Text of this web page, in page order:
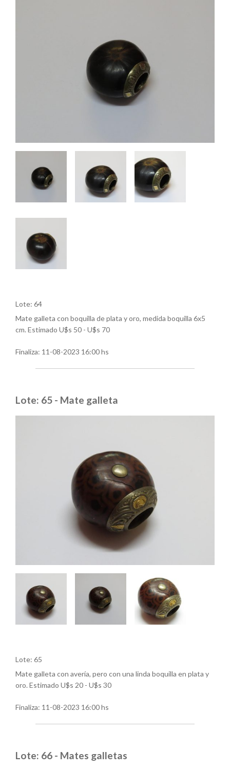
Lote: 64
Mate galleta con boquilla de plata y oro, medida boquilla 6x5
cm. Estimado U$s 50 - U$s 70
Finaliza: 11-08-2023 16:00 hs
Lote: 65 - Mate galleta
Lote: 65
Mate galleta con avería, pero con una linda boquilla en plata y
oro. Estimado U$s 20 - U$s 30
Finaliza: 11-08-2023 16:00 hs
Lote: 66 - Mates galletas